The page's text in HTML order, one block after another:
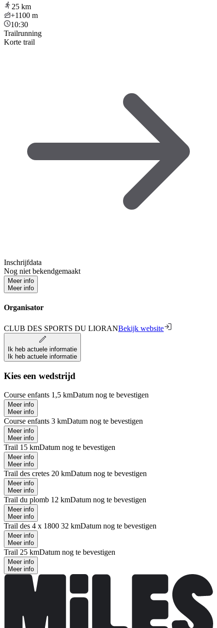
25 km
+1100 m
10:30
Trailrunning
Korte trail
Inschrijfdata
Nog niet bekendgemaakt
Meer info
Meer info
Organisator
CLUB DES SPORTS DU LIORANBekijk website
Ik heb actuele informatie
Ik heb actuele informatie
Kies een wedstrijd
Course enfants 1,5 kmDatum nog te bevestigen
Meer info
Meer info
Course enfants 3 kmDatum nog te bevestigen
Meer info
Meer info
Trail 15 kmDatum nog te bevestigen
Meer info
Meer info
Trail des cretes 20 kmDatum nog te bevestigen
Meer info
Meer info
Trail du plomb 12 kmDatum nog te bevestigen
Meer info
Meer info
Trail des 4 x 1800 32 kmDatum nog te bevestigen
Meer info
Meer info
Trail 25 kmDatum nog te bevestigen
Meer info
Meer info